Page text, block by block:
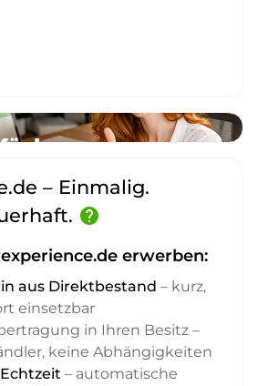
– Einmalig.
help
erwerben:
aus Direktbestand – kurz,
einsetzbar
in Ihren Besitz –
keine Abhängigkeiten
– automatische